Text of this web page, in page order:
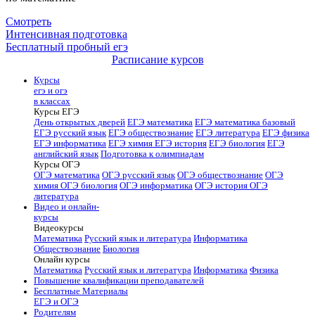
Смотреть
Интенсивная подготовка
Бесплатный пробный егэ
Расписание курсов
Курсы
егэ и огэ
в классах
Курсы ЕГЭ
День открытых дверей ЕГЭ математика ЕГЭ математика базовый
ЕГЭ русский язык ЕГЭ обществознание ЕГЭ литература ЕГЭ физика
ЕГЭ информатика ЕГЭ химия ЕГЭ история ЕГЭ биология ЕГЭ
английский язык Подготовка к олимпиадам
Курсы ОГЭ
ОГЭ математика ОГЭ русский язык ОГЭ обществознание ОГЭ
химия ОГЭ биология ОГЭ информатика ОГЭ история ОГЭ
литература
Видео и онлайн-
курсы
Видеокурсы
Математика Русский язык и литература Информатика
Обществознание Биология
Онлайн курсы
Математика Русский язык и литература Информатика Физика
Повышение квалификации преподавателей
Бесплатные Материалы
ЕГЭ и ОГЭ
Родителям